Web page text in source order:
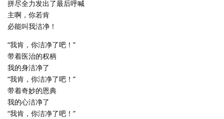
拼尽全力发出了最后呼喊
主啊，你若肯
必能叫我洁净！
“我肯，你洁净了吧！”
带着医治的权柄
我的身洁净了
“我肯，你洁净了吧！”
带着奇妙的恩典
我的心洁净了
“我肯，你洁净了吧！”